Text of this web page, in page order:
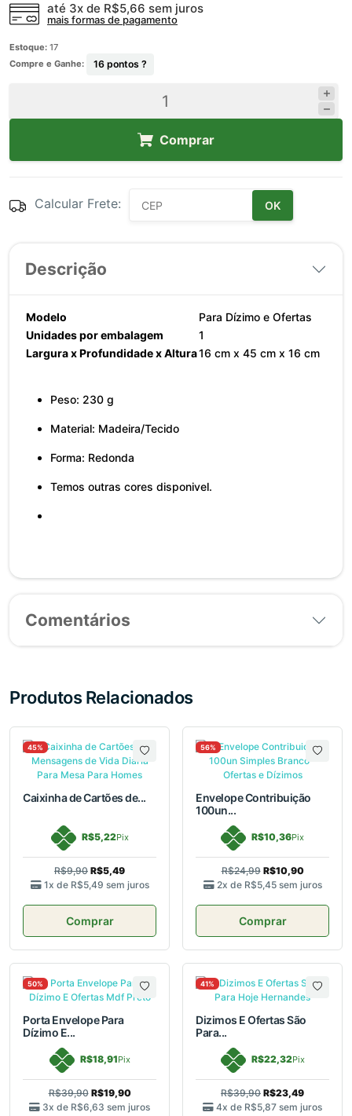
até 3x de R$5,66 sem juros
mais formas de pagamento
Estoque: 17
Compre e Ganhe:
16 pontos ?
Comprar
Calcular Frete: OK
Descrição
Modelo
Para Dízimo e Ofertas
Unidades por embalagem
1
Largura x Profundidade x Altura16 cm x 45 cm x 16 cm
Peso: 230 g
Material: Madeira/Tecido
Forma: Redonda
Temos outras cores disponivel.
Comentários
Produtos Relacionados
45%
Caixinha de Cartões de...
R$5,22Pix
R$9,90 R$5,49
1x de R$5,49 sem juros
Comprar
56%
Envelope Contribuição
100un...
R$10,36Pix
R$24,99 R$10,90
2x de R$5,45 sem juros
Comprar
50%
Porta Envelope Para
Dízimo E...
R$18,91Pix
R$39,90 R$19,90
3x de R$6,63 sem juros
41%
Dizimos E Ofertas São
Para...
R$22,32Pix
R$39,90 R$23,49
4x de R$5,87 sem juros